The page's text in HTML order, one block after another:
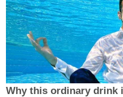
Why this ordinary drink